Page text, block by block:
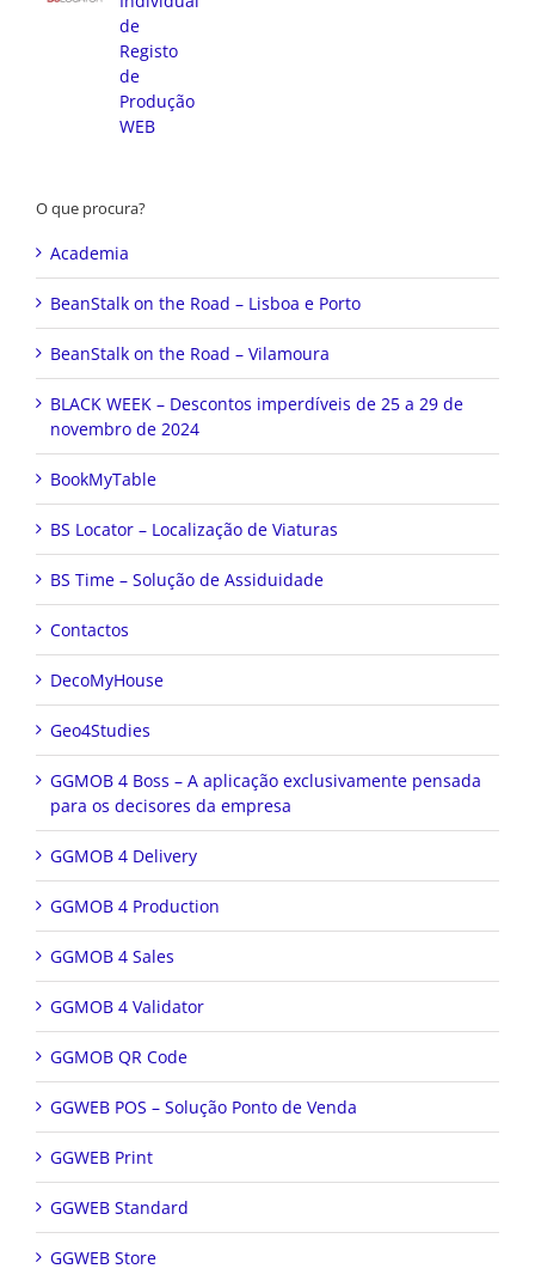
O que procura?
Academia
BeanStalk on the Road – Lisboa e Porto
BeanStalk on the Road – Vilamoura
BLACK WEEK – Descontos imperdíveis de 25 a 29 de
novembro de 2024
BookMyTable
BS Locator – Localização de Viaturas
BS Time – Solução de Assiduidade
Contactos
DecoMyHouse
Geo4Studies
GGMOB 4 Boss – A aplicação exclusivamente pensada
para os decisores da empresa
GGMOB 4 Delivery
GGMOB 4 Production
GGMOB 4 Sales
GGMOB 4 Validator
GGMOB QR Code
GGWEB POS – Solução Ponto de Venda
GGWEB Print
GGWEB Standard
GGWEB Store